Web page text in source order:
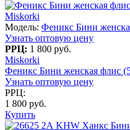
Miskorki
Модель: Феникс Бини
Узнать оптовую цену
РРЦ: 1 800 руб.
Miskorki
Феникс Бини женская флис
Узнать оптовую цену
РРЦ:
1 800 руб.
Купить